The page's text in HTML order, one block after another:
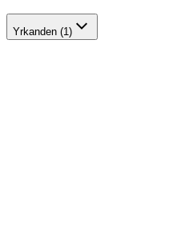
Yrkanden (1)